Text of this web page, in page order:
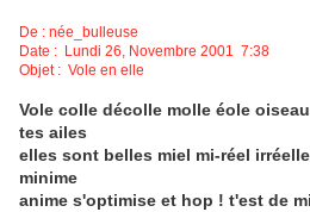
De : née_bulleuse
Date : Lundi 26, Novembre 2001 7:38
Objet : Vole en elle
Vole colle décolle molle éole
tes ailes
elles sont belles miel mi-réel
minime
anime s'optimise et hop ! t'est de